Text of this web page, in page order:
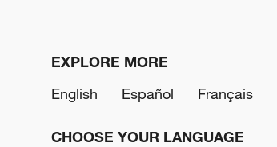
EXPLORE MORE
English
Español Français
CHOOSE YOUR LANGUAGE